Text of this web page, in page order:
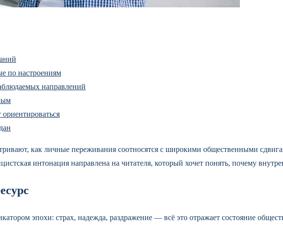
по настроениям
направлений
как личные переживания соотносятся с широкими общественными
интонация направлена на читателя, который хочет понять, почему
эпохи: страх, надежда, раздражение — всё это отражает состояние